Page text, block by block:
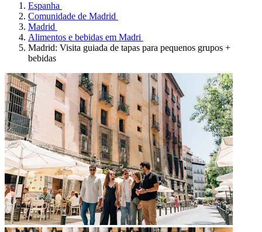
Espanha
Comunidade de Madrid
Madrid
Alimentos e bebidas em Madri
Madrid: Visita guiada de tapas para pequenos grupos +
bebidas